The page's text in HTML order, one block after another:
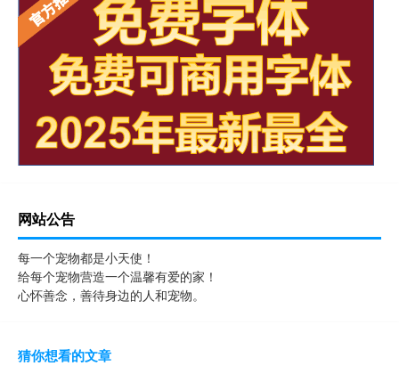
网站公告
每一个宠物都是小天使！
给每个宠物营造一个温馨有爱的家！
心怀善念，善待身边的人和宠物。
猜你想看的文章